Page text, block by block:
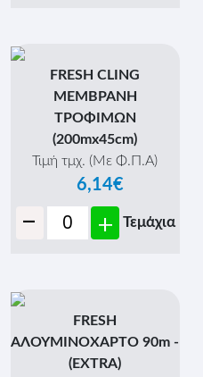
FRESH CLING
ΜΕΜΒΡΑΝΗ
ΤΡΟΦΙΜΩΝ
(200mx45cm)
Τιμή τμχ. (Με Φ.Π.Α)
6,14€
- + Τεμάχια
FRESH
ΑΛΟΥΜΙΝΟΧΑΡΤΟ 90m -
(EXTRA)